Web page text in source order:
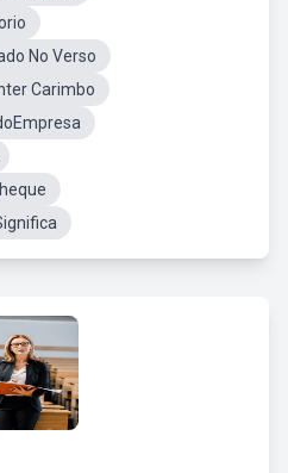
No Verso
Carimbo